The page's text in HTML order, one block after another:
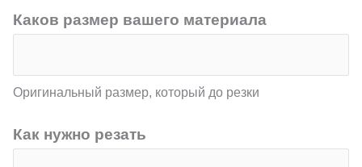
Каков размер вашего материала
Оригинальный размер, который до резки
Как нужно резать